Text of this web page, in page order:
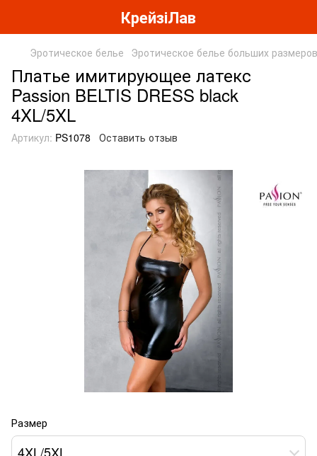
КрейзіЛав
Эротическое белье Эротическое белье больших размеров
Платье имитирующее латекс
Passion BELTIS DRESS black
4XL/5XL
Артикул: PS1078 Оставить отзыв
Размер
4XL/5XL